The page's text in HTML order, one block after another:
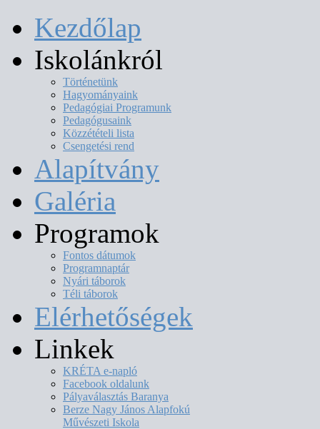
Kezdőlap
Iskolánkról
Történetünk
Hagyományaink
Pedagógiai Programunk
Pedagógusaink
Közzétételi lista
Csengetési rend
Alapítvány
Galéria
Programok
Fontos dátumok
Programnaptár
Nyári táborok
Téli táborok
Elérhetőségek
Linkek
KRÉTA e-napló
Facebook oldalunk
Pályaválasztás Baranya
Berze Nagy János Alapfokú
Művészeti Iskola